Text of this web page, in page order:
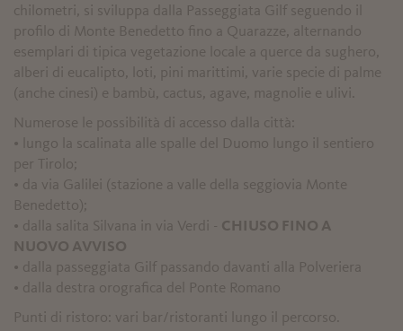
chilometri, si sviluppa dalla Passeggiata Gilf seguendo il
profilo di Monte Benedetto fino a Quarazze, alternando
esemplari di tipica vegetazione locale a querce da sughero,
alberi di eucalipto, loti, pini marittimi, varie specie di palme
(anche cinesi) e bambù, cactus, agave, magnolie e ulivi.
Numerose le possibilità di accesso dalla città:
• lungo la scalinata alle spalle del Duomo lungo il sentiero
per Tirolo;
• da via Galilei (stazione a valle della seggiovia Monte
Benedetto);
• dalla salita Silvana in via Verdi - CHIUSO FINO A
NUOVO AVVISO
• dalla passeggiata Gilf passando davanti alla Polveriera
• dalla destra orografica del Ponte Romano
Punti di ristoro: vari bar/ristoranti lungo il percorso.